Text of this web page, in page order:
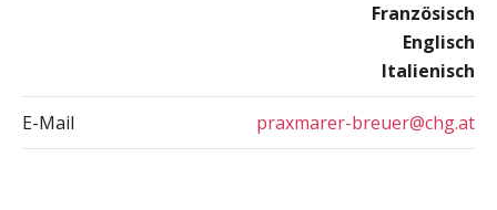
Französisch
Englisch
Italienisch
E-Mail praxmarer-breuer@chg.at